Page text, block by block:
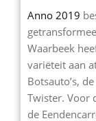
Anno 2019
Waarbeek
variëteit aan
Botsauto’s,
Twister. Voor
de